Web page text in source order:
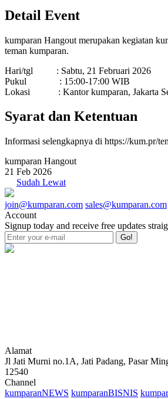
Detail Event
kumparan Hangout merupakan kegiatan
teman kumparan.
Hari/tgl : Sabtu, 21 Februari 2026
Pukul : 15:00-17:00 WIB
Lokasi : Kantor kumparan, Jakarta
Syarat dan Ketentuan
Informasi selengkapnya di https://kum.pr/
kumparan Hangout
21 Feb 2026
Sudah Lewat
join@kumparan.com sales@kumparan.com
Account
Signup today and receive free updates
Go!
Alamat
Jl Jati Murni no.1A, Jati Padang, Pasar
12540
Channel
kumparanNEWS kumparanBISNIS